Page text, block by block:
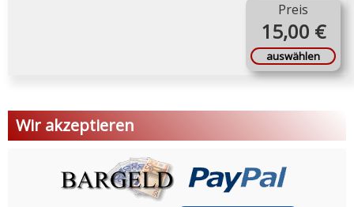
Preis
15,00 €
auswählen
Wir akzeptieren